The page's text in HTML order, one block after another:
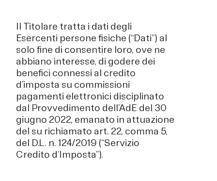
Il Titolare tratta i dati degli
Esercenti persone fisiche (“Dati”) al
solo fine di consentire loro, ove ne
abbiano interesse, di godere dei
benefici connessi al credito
d’imposta su commissioni
pagamenti elettronici disciplinato
dal Provvedimento dell’AdE del 30
giugno 2022, emanato in attuazione
del su richiamato art. 22, comma 5,
del D.L. n. 124/2019 (“Servizio
Credito d’Imposta”).